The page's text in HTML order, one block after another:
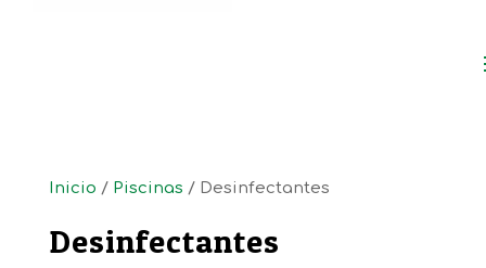
Inicio / Piscinas / Desinfectantes
Desinfectantes